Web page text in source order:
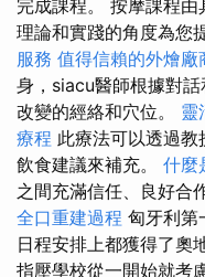
完成課程。 按摩課程
理論和實踐的角度為您
服務 值得信賴的外燴廠
身，siacu醫師根據對
改變的經絡和穴位。 靈
療程 此療法可以透過
飲食建議來補充。 什麼
之間充滿信任、良好合
全口重建過程 匈牙利第
日程安排上都獲得了奧
指壓學校從一開始就考